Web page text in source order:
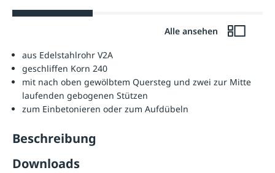
Alle ansehen
aus Edelstahlrohr V2A
geschliffen Korn 240
mit nach oben gewölbtem Quersteg und zwei zur Mitte
laufenden gebogenen Stützen
zum Einbetonieren oder zum Aufdübeln
Beschreibung
Downloads